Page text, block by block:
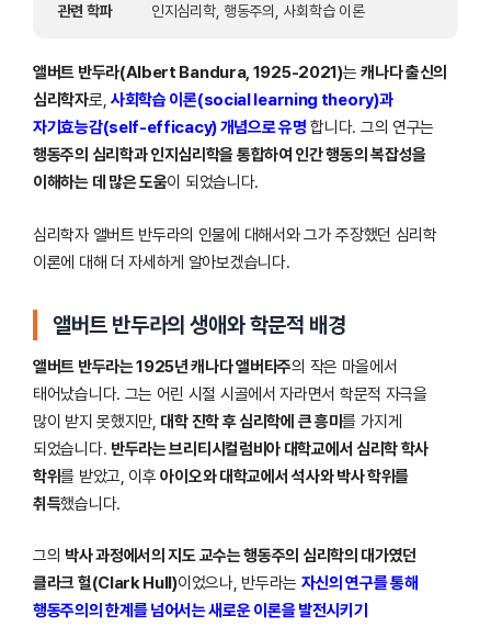
관련 학파 인지심리학, 행동주의, 사회학습 이론
앨버트 반두라(Albert Bandura, 1925-2021)는캐나다 출신의
심리학자로, 사회학습 이론(social learning theory)과
자기효능감(self-efficacy) 개념으로 유명 합니다. 그의 연구는
행동주의 심리학과 인지심리학을 통합하여 인간 행동의 복잡성을
이해하는 데 많은 도움이 되었습니다.
심리학자 앨버트 반두라의 인물에 대해서와 그가 주장했던 심리학
이론에 대해 더 자세하게 알아보겠습니다.
앨버트 반두라의 생애와 학문적 배경
앨버트 반두라는 1925년 캐나다 앨버타주의 작은 마을에서
태어났습니다. 그는 어린 시절 시골에서 자라면서 학문적 자극을
많이 받지 못했지만, 대학 진학 후 심리학에 큰 흥미를 가지게
되었습니다. 반두라는 브리티시컬럼비아 대학교에서 심리학 학사
학위를 받았고, 이후아이오와 대학교에서 석사와 박사 학위를
취득했습니다.
그의 박사 과정에서의 지도 교수는 행동주의 심리학의 대가였던
클라크 헐(Clark Hull)이었으나, 반두라는 자신의 연구를 통해
행동주의의 한계를 넘어서는 새로운 이론을 발전시키기